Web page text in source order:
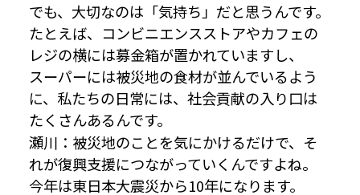
でも、大切なのは「気持ち」だと思うんです。
たとえば、コンビニエンスストアやカフェの
レジの横には募金箱が置かれていますし、
スーパーには被災地の食材が並んでいるよう
に、私たちの日常には、社会貢献の入り口は
たくさんあるんです。
瀬川：被災地のことを気にかけるだけで、そ
れが復興支援につながっていくんですよね。
今年は東日本大震災から10年になります。